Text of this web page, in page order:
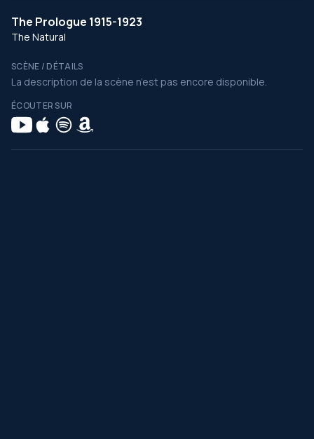
The Prologue 1915-1923
The Natural
SCÈNE / DÉTAILS
La description de la scène n’est pas encore disponible.
ÉCOUTER SUR